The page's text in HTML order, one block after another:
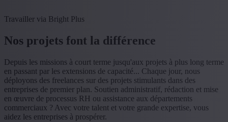
Travailler via Bright Plus
Nos projets font la différence
Depuis les missions à court terme jusqu'aux projets à plus long terme
en passant par les extensions de capacité... Chaque jour, nous
déployons des freelances sur des projets stimulants dans des
entreprises de premier plan. Soutien administratif, rédaction et mise
en œuvre de processus RH ou assistance aux départements
commerciaux ? Avec votre talent et votre grande expertise, vous
aidez les entreprises à prospérer.